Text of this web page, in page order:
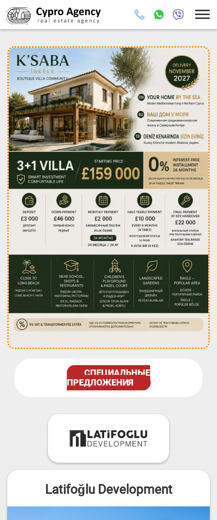
СПЕЦИАЛЬНЫЕ
ПРЕДЛОЖЕНИЯ
Latifoğlu Development